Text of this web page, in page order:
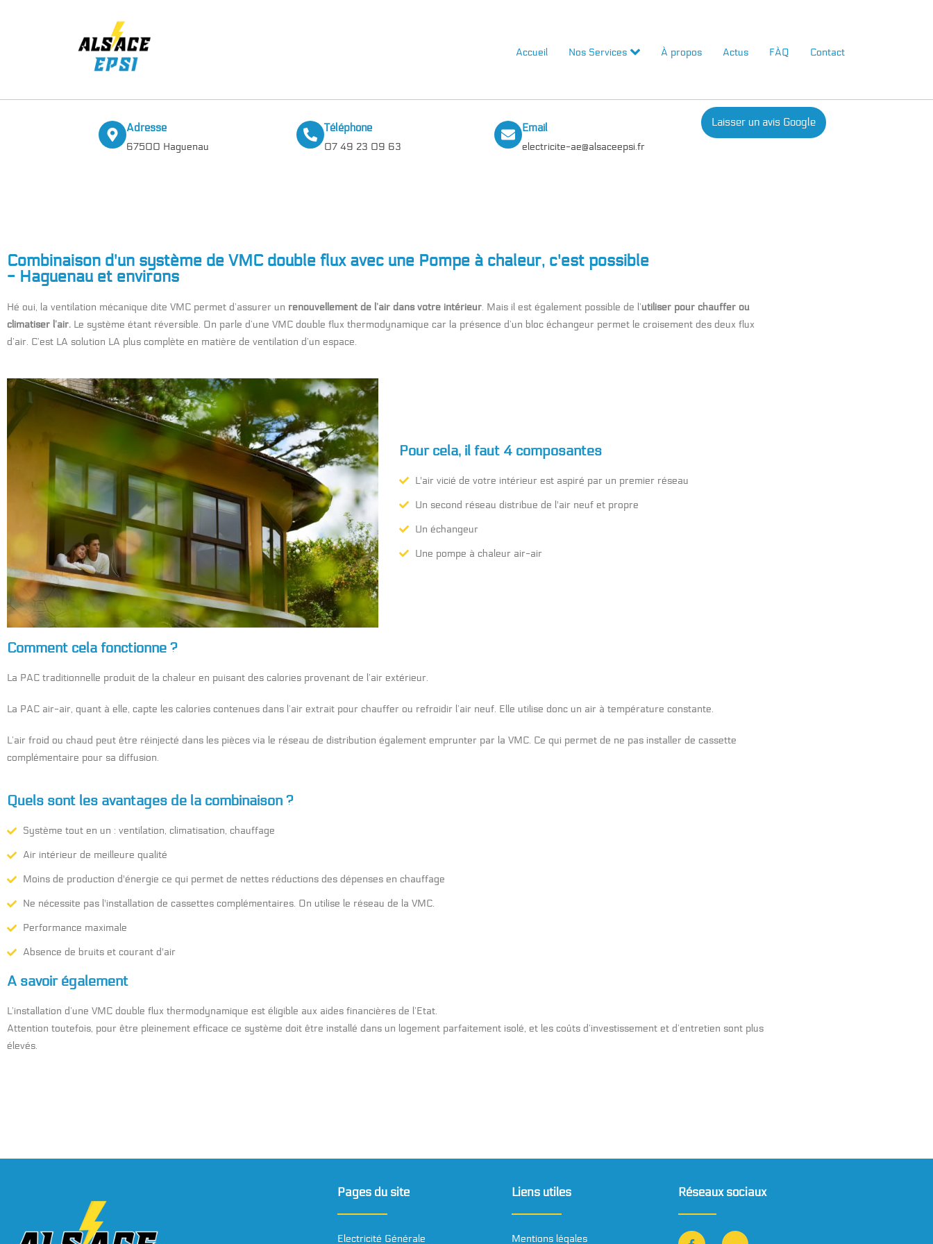
Accueil Nos Services À propos Actus FÀQ Contact
Adresse
67500 Haguenau
Téléphone
07 49 23 09 63
Email
electricite-ae@alsaceepsi.fr
Laisser un avis Google
Combinaison d'un système de VMC double flux avec une Pompe à chaleur, c'est possible
- Haguenau et environs
Hé oui, la ventilation mécanique dite VMC permet d’assurer un renouvellement de l’air dans votre intérieur. Mais il est également possible de l’utiliser pour chauffer ou
climatiser l’air. Le système étant réversible. On parle d’une VMC double flux thermodynamique car la présence d’un bloc échangeur permet le croisement des deux flux
d’air. C’est LA solution LA plus complète en matière de ventilation d’un espace.
Pour cela, il faut 4 composantes
L'air vicié de votre intérieur est aspiré par un premier réseau
Un second réseau distribue de l'air neuf et propre
Un échangeur
Une pompe à chaleur air-air
Comment cela fonctionne ?
La PAC traditionnelle produit de la chaleur en puisant des calories provenant de l’air extérieur.
La PAC air-air, quant à elle, capte les calories contenues dans l’air extrait pour chauffer ou refroidir l’air neuf. Elle utilise donc un air à température constante.
L’air froid ou chaud peut être réinjecté dans les pièces via le réseau de distribution également emprunter par la VMC. Ce qui permet de ne pas installer de cassette
complémentaire pour sa diffusion.
Quels sont les avantages de la combinaison ?
Système tout en un : ventilation, climatisation, chauffage
Air intérieur de meilleure qualité
Moins de production d'énergie ce qui permet de nettes réductions des dépenses en chauffage
Ne nécessite pas l'installation de cassettes complémentaires. On utilise le réseau de la VMC.
Performance maximale
Absence de bruits et courant d'air
A savoir également
L’installation d’une VMC double flux thermodynamique est éligible aux aides financières de l’Etat.
Attention toutefois, pour être pleinement efficace ce système doit être installé dans un logement parfaitement isolé, et les coûts d’investissement et d’entretien sont plus
élevés.
Pages du site
Electricité Générale
Liens utiles
Mentions légales
Réseaux sociaux